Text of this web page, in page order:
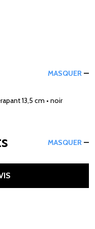
MASQUER
13,5 cm • noir
MASQUER